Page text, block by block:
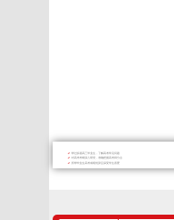
带过多届高三毕业生，了解高考常见问题
对高考考纲深入研究，准确把握高考得分点
所带毕业生高考成绩优异且深受学生喜爱